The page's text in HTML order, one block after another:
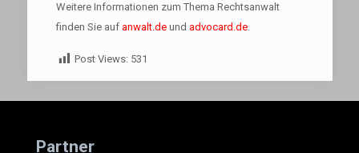
Weitere Informationen zum Thema Rechtsanwalt
finden Sie auf anwalt.deund advocard.de.
Post Views: 531
Partner